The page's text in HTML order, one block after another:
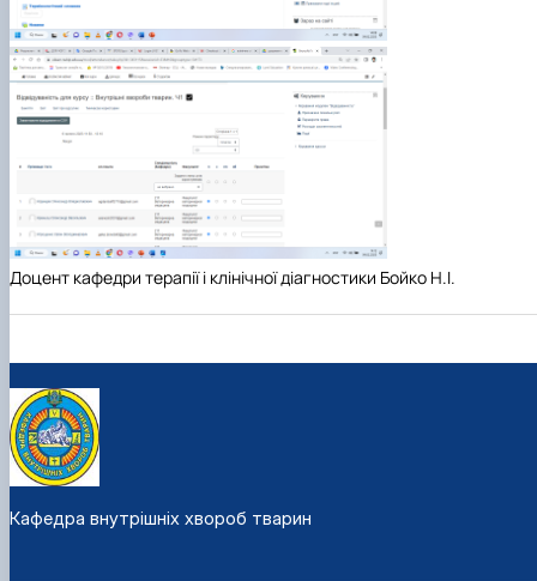
Доцент кафедри терапії і клінічної діагностики Бойко Н.І.
Кафедра внутрішніх хвороб тварин